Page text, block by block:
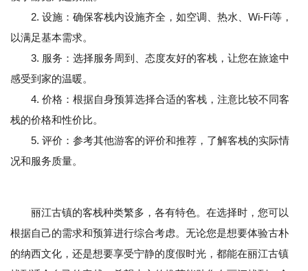
2. 设施：确保客栈内设施齐全，如空调、热水、Wi-Fi等，
以满足基本需求。
3. 服务：选择服务周到、态度友好的客栈，让您在旅途中
感受到家的温暖。
4. 价格：根据自身预算选择合适的客栈，注意比较不同客
栈的价格和性价比。
5. 评价：参考其他游客的评价和推荐，了解客栈的实际情
况和服务质量。
丽江古镇的客栈种类繁多，各有特色。在选择时，您可以
根据自己的需求和预算进行综合考虑。无论您是想要体验古朴
的纳西文化，还是想要享受宁静的度假时光，都能在丽江古镇